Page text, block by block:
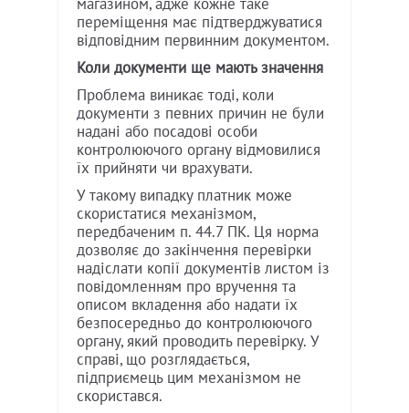
магазином, адже кожне таке
переміщення має підтверджуватися
відповідним первинним документом.
Коли документи ще мають значення
Проблема виникає тоді, коли
документи з певних причин не були
надані або посадові особи
контролюючого органу відмовилися
їх прийняти чи врахувати.
У такому випадку платник може
скористатися механізмом,
передбаченим п. 44.7 ПК. Ця норма
дозволяє до закінчення перевірки
надіслати копії документів листом із
повідомленням про вручення та
описом вкладення або надати їх
безпосередньо до контролюючого
органу, який проводить перевірку. У
справі, що розглядається,
підприємець цим механізмом не
скористався.